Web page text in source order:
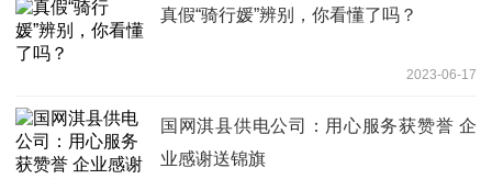
真假“骑行媛”辨别，你看懂了吗？
2023-06-17
国网淇县供电公司：用心服务获赞誉 企
业感谢送锦旗